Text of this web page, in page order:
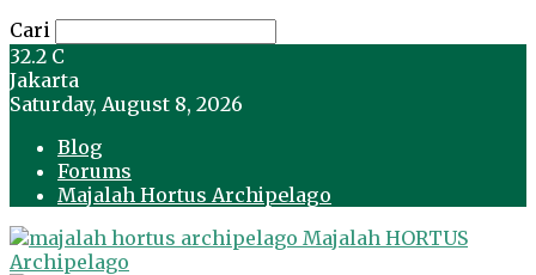
Cari
32.2 C
Jakarta
Saturday, August 8, 2026
Blog
Forums
Majalah Hortus Archipelago
Majalah HORTUS
Archipelago